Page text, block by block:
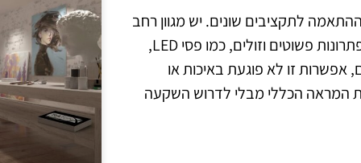
לתקציבים שונים. יש מגוון רחב
של פתרונות תאורה בשוק, אשר מתאימים לכל כיס. ניתן למצוא פתרונות פשוטים וזולים, כמו פסי LED,
אפשרות זו לא פוגעת באיכות או
המראה הכללי מבלי לדרוש השקעה